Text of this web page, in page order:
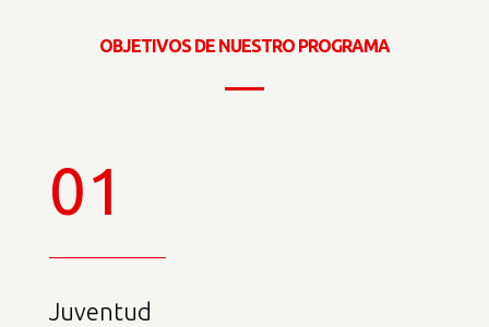
OBJETIVOS DE NUESTRO PROGRAMA
01
Juventud